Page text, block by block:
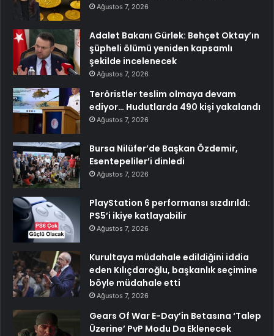
Ağustos 7, 2026
Adalet Bakanı Gürlek: Behçet Oktay’ın
şüpheli ölümü yeniden kapsamlı
şekilde incelenecek
Ağustos 7, 2026
Teröristler teslim olmaya devam
ediyor… Hudutlarda 490 kişi yakalandı
Ağustos 7, 2026
Bursa Nilüfer’de Başkan Özdemir,
Esentepeliler’i dinledi
Ağustos 7, 2026
PlayStation 6 performansı sızdırıldı:
PS5’i ikiye katlayabilir
Ağustos 7, 2026
Kurultaya müdahale edildiğini iddia
eden Kılıçdaroğlu, başkanlık seçimine
böyle müdahale etti
Ağustos 7, 2026
Gears Of War E-Day’in Betasına ‘Talep
Üzerine’ PvP Modu Da Eklenecek